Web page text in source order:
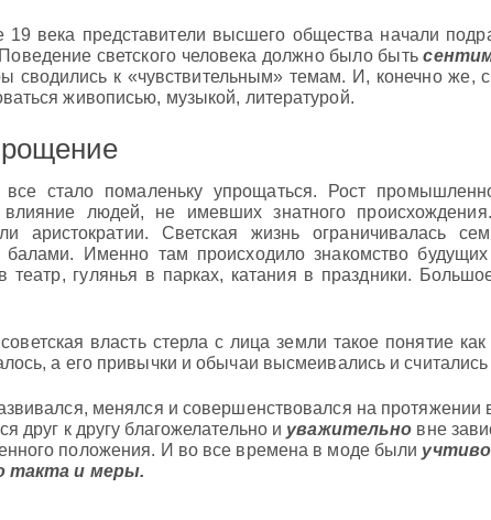
19 века представители высшего общества начали
светского человека должно было быть
сводились к «чувствительным» темам. И, конечно же,
живописью, музыкой, литературой.
стало помаленьку упрощаться. Рост
влияние людей, не имевших знатного
аристократии. Светская жизнь ограничивалась
балами. Именно там происходило знакомство
театр, гулянья в парках, катания в праздники.
власть стерла с лица земли такое понятие
а его привычки и обычаи высмеивались и
менялся и совершенствовался на протяжении
друг к другу благожелательно и уважительно вне
положения. И во все времена в моде были
такта и меры.